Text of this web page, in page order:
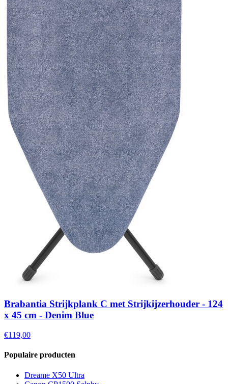
Brabantia Strijkplank C met Strijkijzerhouder - 124
x 45 cm - Denim Blue
€119,00
Populaire producten
Dreame X50 Ultra